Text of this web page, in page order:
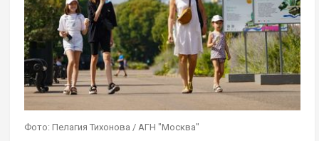
Фото: Пелагия Тихонова / АГН "Москва"